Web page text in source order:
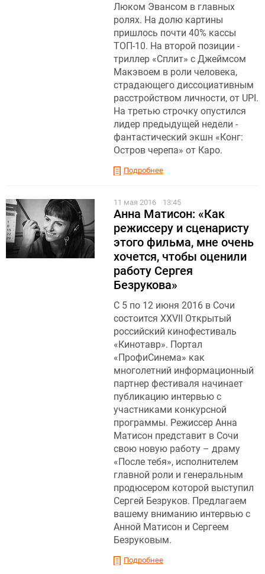
Люком Эвансом в главных
ролях. На долю картины
пришлось почти 40% кассы
ТОП-10. На второй позиции -
триллер «Сплит» с Джеймсом
Макэвоем в роли человека,
страдающего диссоциативным
расстройством личности, от UPI.
На третью строчку опустился
лидер предыдущей недели -
фантастический экшн «Конг:
Остров черепа» от Каро.
Подробнее
11 мая 2016 13:45
Анна Матисон: «Как
режиссеру и сценаристу
этого фильма, мне очень
хочется, чтобы оценили
работу Сергея
Безрукова»
C 5 по 12 июня 2016 в Сочи
состоится XXVII Открытый
российский кинофестиваль
«Кинотавр». Портал
«ПрофиСинема» как
многолетний информационный
партнер фестиваля начинает
публикацию интервью с
участниками конкурсной
программы. Режиссер Анна
Матисон представит в Сочи
свою новую работу – драму
«После тебя», исполнителем
главной роли и генеральным
продюсером которой выступил
Сергей Безруков. Предлагаем
вашему вниманию интервью с
Анной Матисон и Сергеем
Безруковым.
Подробнее